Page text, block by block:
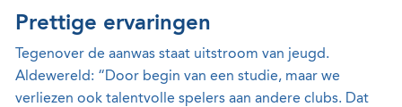
Prettige ervaringen
Tegenover de aanwas staat uitstroom van jeugd.
Aldewereld: “Door begin van een studie, maar we
verliezen ook talentvolle spelers aan andere clubs. Dat